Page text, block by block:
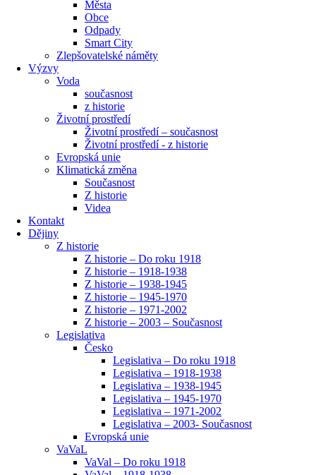
Města
Obce
Odpady
Smart City
Zlepšovatelské náměty
Výzvy
Voda
současnost
z historie
Životní prostředí
Životní prostředí – současnost
Životní prostředí ​- z historie
Evropská unie
Klimatická změna
Současnost
Z historie
Videa
Kontakt
Dějiny
Z historie
Z historie – Do roku 1918
Z historie – 1918-1938
Z historie – 1938-1945
Z historie – 1945-1970
Z historie – 1971-2002
Z historie – 2003 – Současnost
Legislativa
Česko
Legislativa – Do roku 1918
Legislativa – 1918-1938
Legislativa – 1938-1945
Legislativa – 1945-1970
Legislativa – 1971-2002
Legislativa – 2003- Současnost
Evropská unie
VaVaL
VaVal – Do roku 1918